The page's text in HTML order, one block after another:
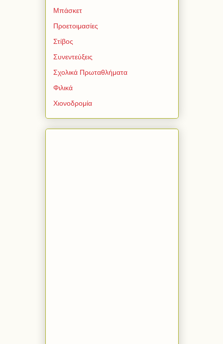
Μπάσκετ
Προετοιμασίες
Στίβος
Συνεντεύξεις
Σχολικά Πρωταθλήματα
Φιλικά
Χιονοδρομία